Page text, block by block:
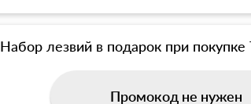
Набор лезвий в подарок при
Промокод не нужен